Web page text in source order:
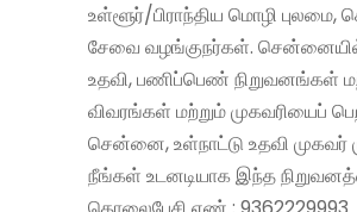
உள்ளூர்/பிராந்திய மொழி
சேவை வழங்குநர்கள்.
உதவி, பணிப்பெண் நிறுவனங்கள்
விவரங்கள் மற்றும் முகவரியைப்
சென்னை, உள்நாட்டு உதவி முகவர்
நீங்கள் உடனடியாக இந்த